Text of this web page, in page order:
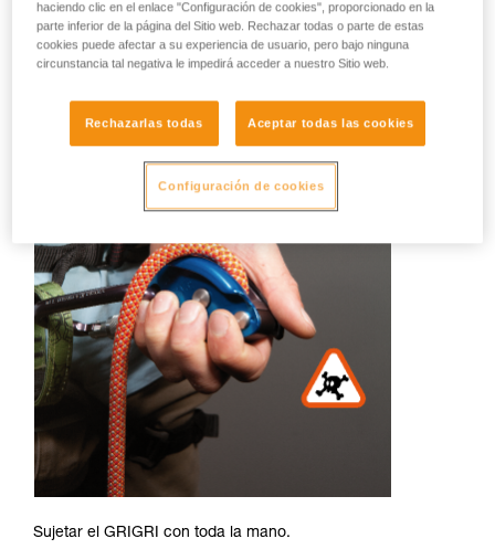
Es difícil hacer una lista exhaustiva de todas las acciones
incorrectas. Veamos algunos ejemplos:
Sujetar el GRIGRI con toda la mano.
haciendo clic en el enlace "Configuración de cookies", proporcionado en la
parte inferior de la página del Sitio web. Rechazar todas o parte de estas
cookies puede afectar a su experiencia de usuario, pero bajo ninguna
circunstancia tal negativa le impedirá acceder a nuestro Sitio web.
Rechazarlas todas Aceptar todas las cookies
Configuración de cookies